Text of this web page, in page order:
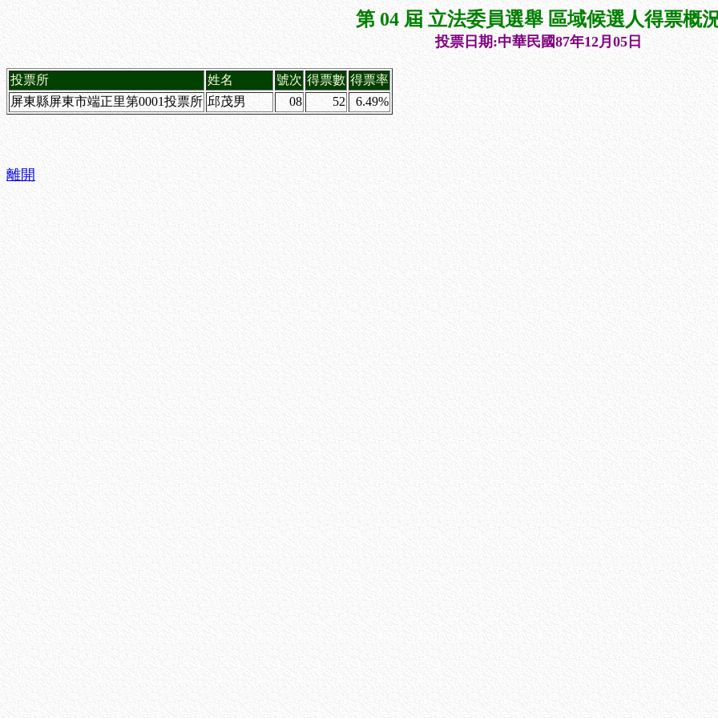
第 04 屆 立法委員選舉 區域候選人得票概
投票日期:中華民國87年12月05日
投票所 姓名 號次 得票數 得票率
屏東縣屏東市端正里第0001投票所 邱茂男 08 52 6.49%
離開